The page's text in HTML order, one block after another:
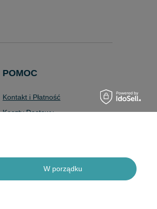
POMOC
Kontakt i Płatność
Koszty Dostawy
Program Lojalnościowy
Odstąpienie od Umowy
W porządku